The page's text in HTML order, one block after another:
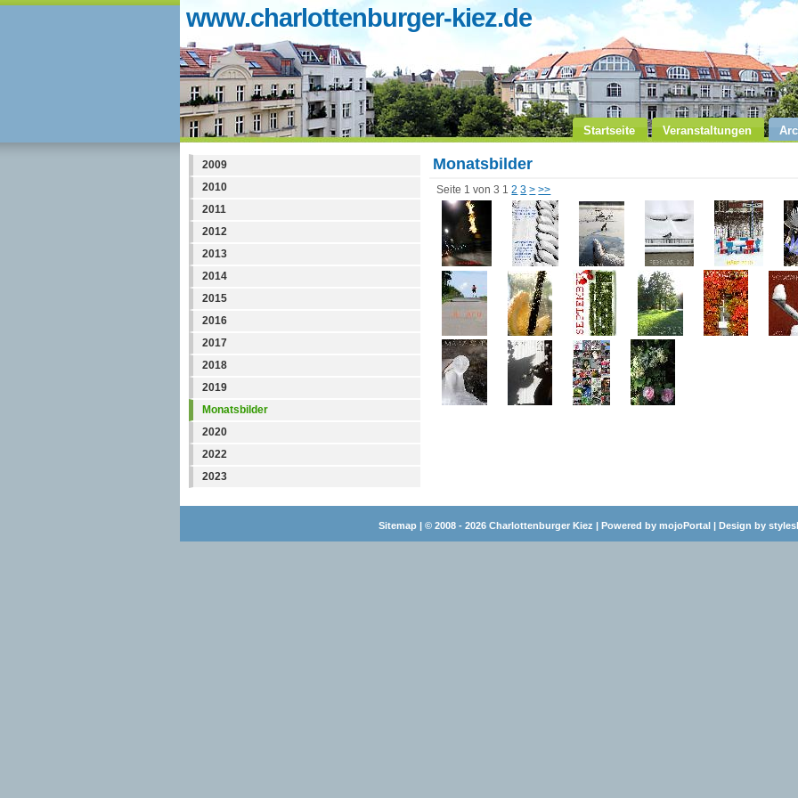
www.charlottenburger-kiez.de
Startseite Veranstaltungen
2009
2010
2011
2012
2013
2014
2015
2016
2017
2018
2019
Monatsbilder
2020
2022
2023
Monatsbilder
Seite 1 von 3 1 2 3 > >>
Sitemap | © 2008 - 2026 Charlottenburger Kiez | Powered by mojoPortal | Design by